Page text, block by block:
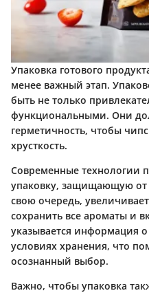
Упаковка готового
менее важный этап.
быть не только
функциональными. Они
герметичность, чтобы
хрусткость.
Современные технологии
упаковку, защищающую от
свою очередь,
сохранить все ароматы и
указывается информация о
условиях хранения, что
осознанный выбор.
Важно, чтобы упаковка